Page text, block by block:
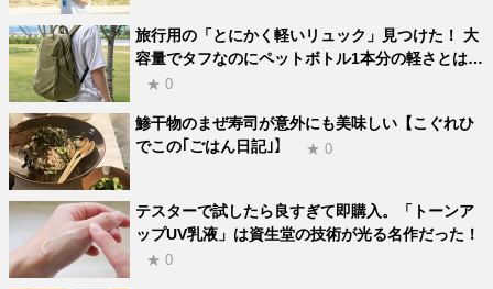
旅行用の「とにかく軽いリュック」見つけた！ 大
容量でタフなのにペットボトル1本分の軽さとは…
★ 0
鯵干物のまぜ寿司が意外にも美味しい【こぐれひ
でこの｢ごはん日記｣】
★ 0
テスターで試したら良すぎて即購入。「トーンア
ップUV乳液」は資生堂の技術が光る名作だった！
★ 0